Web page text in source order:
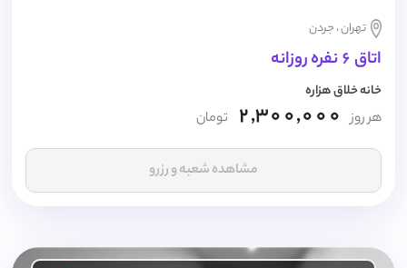
تهران ، جردن
اتاق 6 نفره روزانه
خانه خلاق هزاره
هر روز 2,300,000 تومان
مشاهده شعبه و رزرو